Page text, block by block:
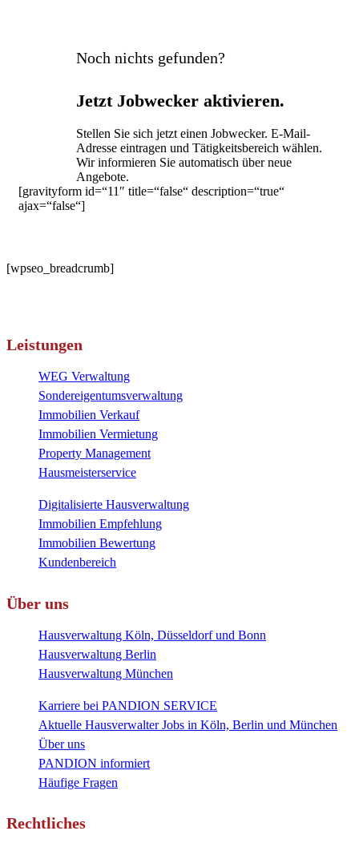
Noch nichts gefunden?
Jetzt Jobwecker aktivieren.
Stellen Sie sich jetzt einen Jobwecker. E-Mail-
Adresse eintragen und Tätigkeitsbereich wählen.
Wir informieren Sie automatisch über neue
Angebote.
[gravityform id=“11″ title=“false“ description=“true“
ajax=“false“]
[wpseo_breadcrumb]
Leistungen
WEG Verwaltung
Sondereigentumsverwaltung
Immobilien Verkauf
Immobilien Vermietung
Property Management
Hausmeisterservice
Digitalisierte Hausverwaltung
Immobilien Empfehlung
Immobilien Bewertung
Kundenbereich
Über uns
Hausverwaltung Köln, Düsseldorf und Bonn
Hausverwaltung Berlin
Hausverwaltung München
Karriere bei PANDION SERVICE
Aktuelle Hausverwalter Jobs in Köln, Berlin und München
Über uns
PANDION informiert
Häufige Fragen
Rechtliches